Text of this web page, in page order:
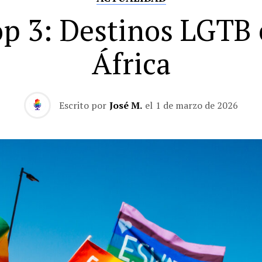
3: Destinos LGTB
África
Escrito por José M. el 1 de marzo de 2026